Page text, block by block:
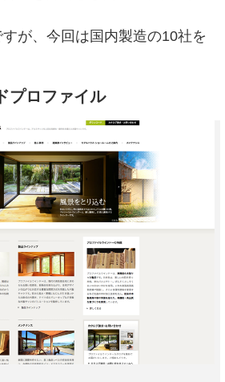
が、今回は国内製造の10社を
プロファイル